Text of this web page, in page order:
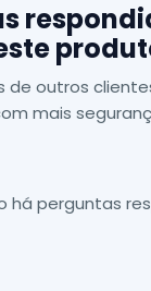
de outros
mais
há perguntas